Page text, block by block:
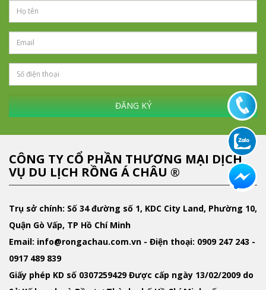
ĐĂNG KÝ
CÔNG TY CỔ PHẦN THƯƠNG MẠI DỊCH
VỤ DU LỊCH RỒNG Á CHÂU ®
Trụ sở chính: Số 34 đường số 1, KDC City Land, Phường 10,
Quận Gò Vấp, TP Hồ Chí Minh
Email: info@rongachau.com.vn - Điện thoại: 0909 247 243 -
0917 489 839
Giấy phép KD số 0307259429 Được cấp ngày 13/02/2009 do